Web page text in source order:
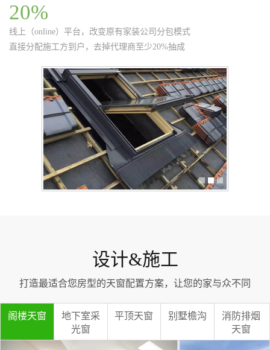
20%
线上（online）平台，改变原有家装公司分包模式
直接分配施工方到户，去掉代理商至少20%抽成
设计&施工
打造最适合您房型的天窗配置方案，让您的家与众不同
阁楼天窗
地下室采
光窗
平顶天窗 别墅檐沟
消防排烟
天窗